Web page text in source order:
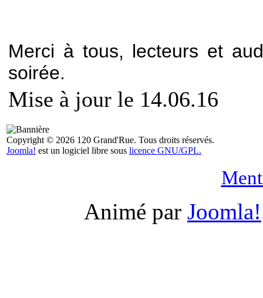
Merci à tous, lecteurs et
soirée.
Mise à jour le 14.06.16
Copyright © 2026 120 Grand'Rue. Tous droits réservés.
Joomla! est un logiciel libre sous licence GNU/GPL.
Animé par Joomla!